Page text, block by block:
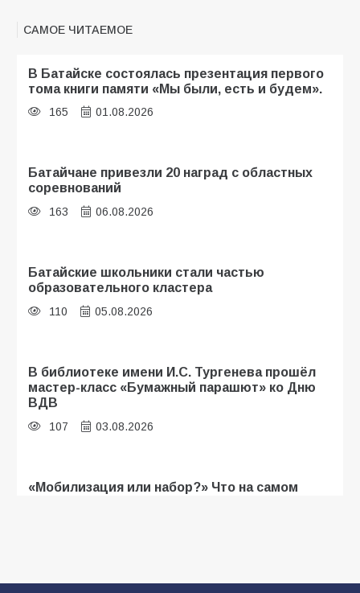
САМОЕ ЧИТАЕМОЕ
В Батайске состоялась презентация первого
тома книги памяти «Мы были, есть и будем».
165 01.08.2026
Батайчане привезли 20 наград с областных
соревнований
163 06.08.2026
Батайские школьники стали частью
образовательного кластера
110 05.08.2026
В библиотеке имени И.С. Тургенева прошёл
мастер-класс «Бумажный парашют» ко Дню
ВДВ
107 03.08.2026
«Мобилизация или набор?» Что на самом